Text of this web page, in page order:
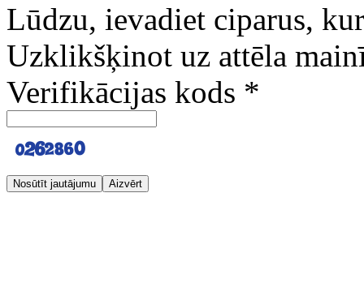
Lūdzu, ievadiet ciparus,
Uzklikšķinot uz attēla
Verifikācijas kods *
Nosūtīt jautājumu Aizvērt